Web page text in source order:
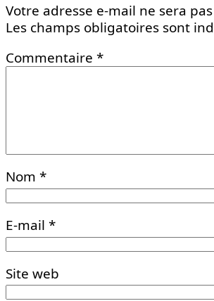
Votre adresse e-mail ne sera
Les champs obligatoires sont
Commentaire *
Nom *
E-mail *
Site web